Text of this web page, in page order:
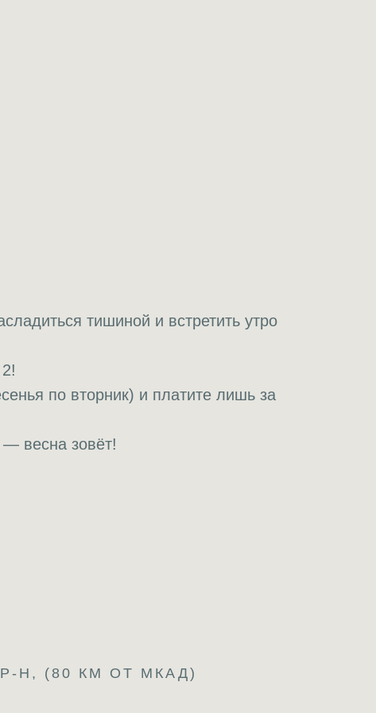
тишиной и встретить утро
по вторник) и платите лишь за
— весна зовёт!
Н, (80 КМ ОТ МКАД)